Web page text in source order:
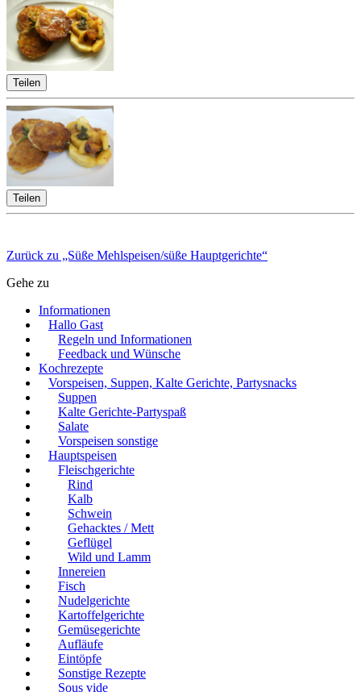
Teilen
Teilen
Zurück zu „Süße Mehlspeisen/süße Hauptgerichte“
Gehe zu
Informationen
Hallo Gast
Regeln und Informationen
Feedback und Wünsche
Kochrezepte
Vorspeisen, Suppen, Kalte Gerichte, Partysnacks
Suppen
Kalte Gerichte-Partyspaß
Salate
Vorspeisen sonstige
Hauptspeisen
Fleischgerichte
Rind
Kalb
Schwein
Gehacktes / Mett
Geflügel
Wild und Lamm
Innereien
Fisch
Nudelgerichte
Kartoffelgerichte
Gemüsegerichte
Aufläufe
Eintöpfe
Sonstige Rezepte
Sous vide